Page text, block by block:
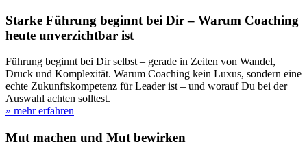
Starke Führung beginnt bei Dir – Warum Coaching
heute unverzichtbar ist
Führung beginnt bei Dir selbst – gerade in Zeiten von Wandel,
Druck und Komplexität. Warum Coaching kein Luxus, sondern eine
echte Zukunftskompetenz für Leader ist – und worauf Du bei der
Auswahl achten solltest.
» mehr erfahren
Mut machen und Mut bewirken